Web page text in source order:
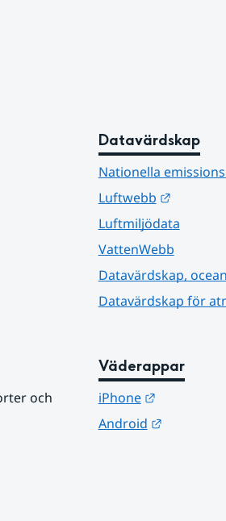
Datavärdskap
Nationella
Luftwebb
Länk till
Luftmiljödata
VattenWebb
Datavärdskap,
Datavärdskap för
och
Väderappar
iPhone
Länk till
Android
Länk till